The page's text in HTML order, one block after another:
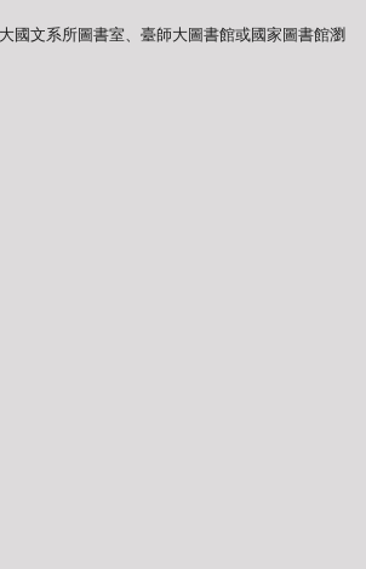
國文系所圖書室、臺師大圖書館或國家圖書館瀏